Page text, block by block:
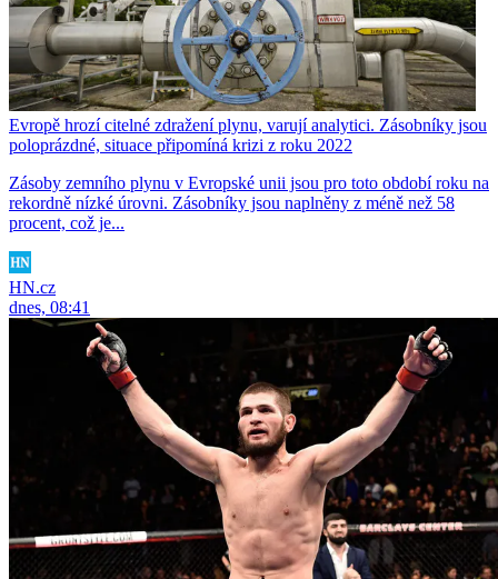
Evropě hrozí citelné zdražení plynu, varují analytici. Zásobníky jsou
poloprázdné, situace připomíná krizi z roku 2022
Zásoby zemního plynu v Evropské unii jsou pro toto období roku na
rekordně nízké úrovni. Zásobníky jsou naplněny z méně než 58
procent, což je...
HN.cz
dnes, 08:41